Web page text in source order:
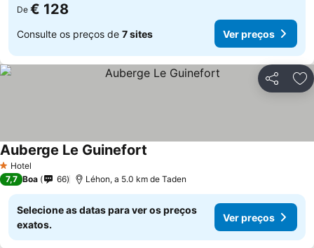
De € 128
Consulte os preços de 7 sites Ver preços
Partilhar
1 Estrelas
Hotel
Auberge Le Guinefort
7,7 Boa 66 Léhon, a 5.0 km de Taden
Selecione as datas para ver os preços
exatos.
Ver preços